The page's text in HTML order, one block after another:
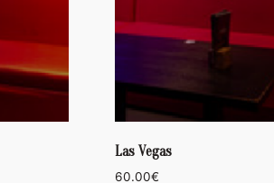
Las Vegas
60.00€